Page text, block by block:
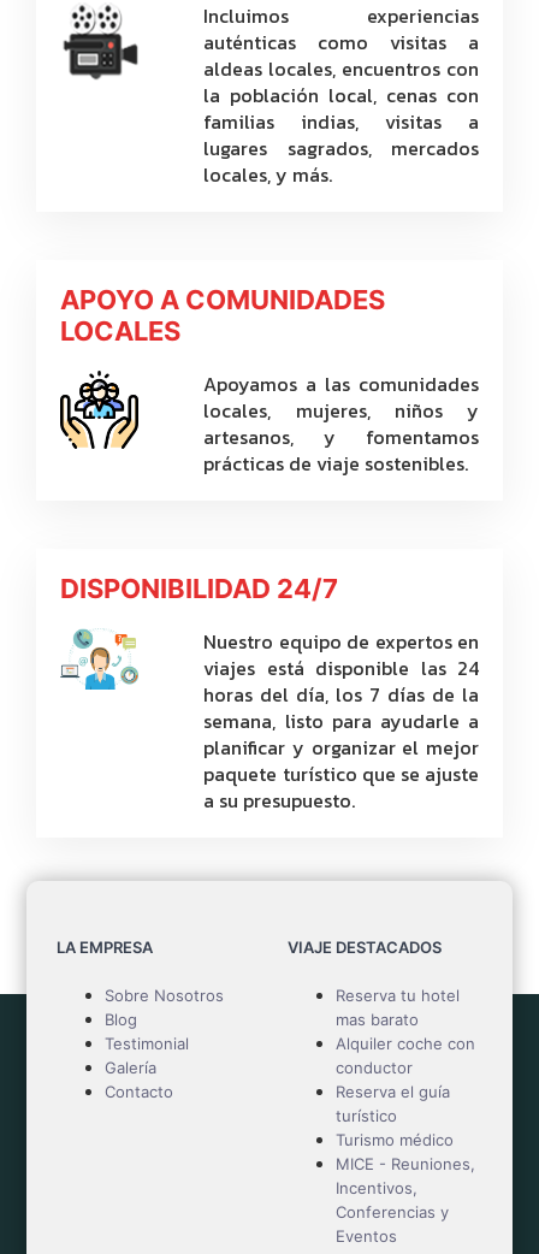
Incluimos experiencias
auténticas como visitas a
aldeas locales, encuentros con
la población local, cenas con
familias indias, visitas a
lugares sagrados, mercados
locales, y más.
APOYO A COMUNIDADES
LOCALES
Apoyamos a las comunidades
locales, mujeres, niños y
artesanos, y fomentamos
prácticas de viaje sostenibles.
DISPONIBILIDAD 24/7
Nuestro equipo de expertos en
viajes está disponible las 24
horas del día, los 7 días de la
semana, listo para ayudarle a
planificar y organizar el mejor
paquete turístico que se ajuste
a su presupuesto.
LA EMPRESA
Sobre Nosotros
Blog
Testimonial
Galería
Contacto
VIAJE DESTACADOS
Reserva tu hotel
mas barato
Alquiler coche con
conductor
Reserva el guía
turístico
Turismo médico
MICE - Reuniones,
Incentivos,
Conferencias y
Eventos